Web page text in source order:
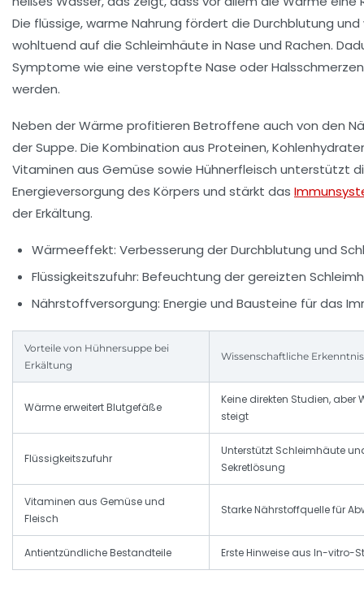
Die flüssige, warme Nahrung fördert die Durchblutung und
wohltuend auf die Schleimhäute in Nase und Rachen.
Symptome wie eine verstopfte Nase oder
werden.
Neben der Wärme profitieren Betroffene auch von den
der Suppe. Die Kombination aus Proteinen,
Vitaminen aus Gemüse sowie Hühnerfleisch unterstützt
Energieversorgung des Körpers und stärkt das
der Erkältung.
Wärmeeffekt: Verbesserung der Durchblutung und
Flüssigkeitszufuhr: Befeuchtung der gereizten
Nährstoffversorgung: Energie und Bausteine für das
Vorteile von Hühnersuppe bei
Erkältung
Wissenschaftliche
Wärme erweitert Blutgefäße
Keine direkten Studien, aber
steigt
Flüssigkeitszufuhr
Unterstützt Schleimhäute
Sekretlösung
Vitaminen aus Gemüse und
Fleisch
Starke Nährstoffquelle für
Antientzündliche Bestandteile Erste Hinweise aus In-vitro-